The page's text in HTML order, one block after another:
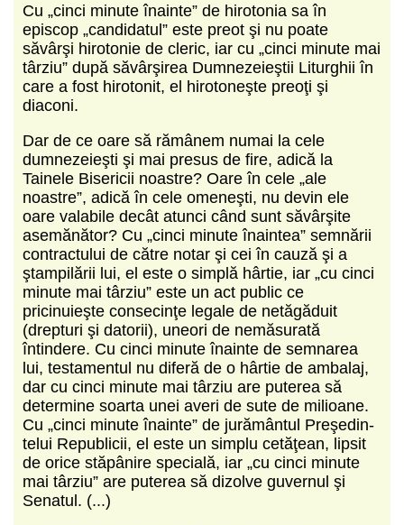
Cu „cinci minute înainte” de hirotonia sa în
episcop „candidatul” este preot şi nu poate
săvârşi hirotonie de cleric, iar cu „cinci minute mai
târziu” după săvârşirea Dumnezeieştii Liturghii în
care a fost hirotonit, el hirotoneşte preoţi şi
diaconi.
Dar de ce oare să rămânem numai la cele
dumnezeieşti şi mai presus de fire, adică la
Tainele Bisericii noastre? Oare în cele „ale
noastre”, adică în cele omeneşti, nu devin ele
oare valabile decât atunci când sunt săvârşite
asemănător? Cu „cinci minute înaintea” semnării
contrac­tului de către notar şi cei în cauză şi a
ştampilării lui, el este o simplă hârtie, iar „cu cinci
minute mai târziu” este un act public ce
pricinuieşte consecinţe legale de netăgăduit
(drepturi şi datorii), uneori de nemăsurată
întindere. Cu cinci minute înainte de semnarea
lui, testamentul nu diferă de o hârtie de ambalaj,
dar cu cinci minute mai târ­ziu are puterea să
determine soarta unei averi de sute de milioane.
Cu „cinci minute înainte” de jurământul Preşedin­
telui Republicii, el este un simplu cetăţean, lipsit
de orice stăpânire specială, iar „cu cinci minute
mai târziu” are pute­rea să dizolve guvernul şi
Senatul. (...)